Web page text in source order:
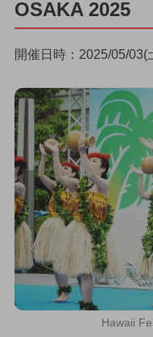
OSAKA 2025
開催日時：2025/05/
Hawaii